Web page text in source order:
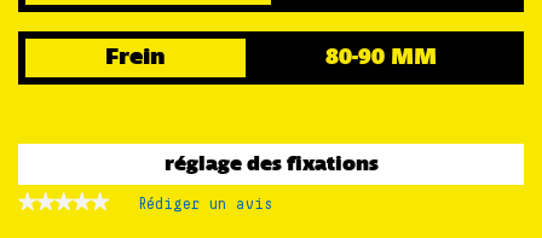
Frein 80-90 MM
réglage des fixations
★★★★★
★★★★★ Rédiger un avis